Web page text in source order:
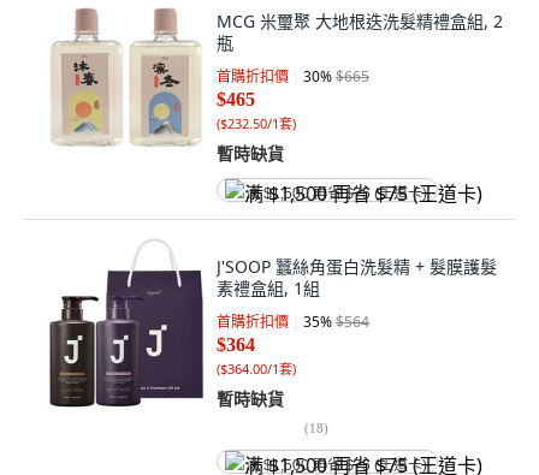
MCG 米璽聚 大地根迭洗髮精禮盒組, 2
瓶
首購折扣價 30%$665
$465
($232.50/1套)
暫時缺貨
满 $1,500 再省 $75 (王道卡)
J'SOOP 蠶絲角蛋白洗髮精 + 髮膜護髮
素禮盒組, 1組
首購折扣價 35%$564
$364
($364.00/1套)
暫時缺貨
(18)
满 $1,500 再省 $75 (王道卡)